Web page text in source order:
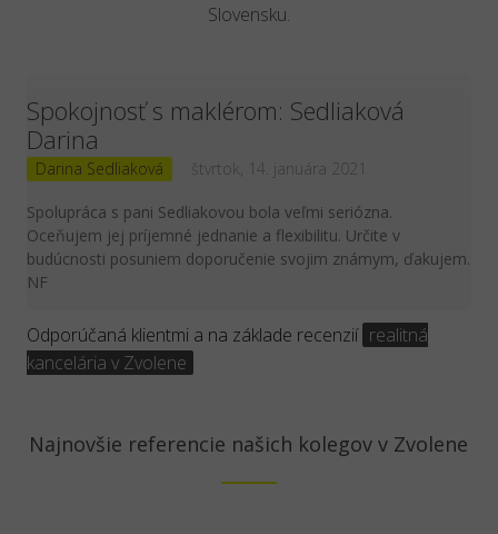
Slovensku.
Spokojnosť s maklérom: Sedliaková
Darina
Darina Sedliaková štvrtok, 14. januára 2021
Spolupráca s pani Sedliakovou bola veľmi seriózna.
Oceňujem jej príjemné jednanie a flexibilitu. Určite v
budúcnosti posuniem doporučenie svojim známym, ďakujem.
NF
Odporúčaná klientmi a na základe recenzií realitná
kancelária v Zvolene
Najnovšie referencie našich kolegov v Zvolene